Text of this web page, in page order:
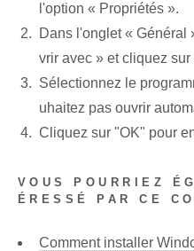
l'option « Propriétés ».
Dans⁤ l'onglet « Général
vrir avec » et cliquez sur
Sélectionnez le
uhaitez pas ouvrir
Cliquez sur "OK" pour
VOUS POURRIEZ
ÉRESSÉ PAR CE
Comment installer